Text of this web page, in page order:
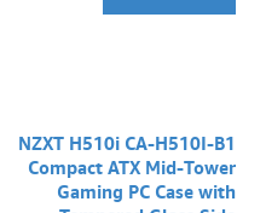
NZXT H510i CA-H510I-B1
Compact ATX Mid-Tower
Gaming PC Case with